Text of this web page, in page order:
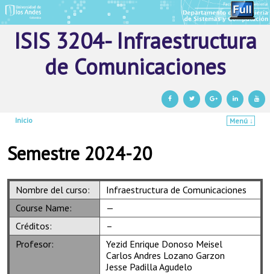
ISIS 3204- Infraestructura
de Comunicaciones
Inicio
Menú ↓
Semestre 2024-20
Nombre del curso:
Infraestructura de Comunicaciones
Course Name:
—
Créditos:
–
Profesor:
Yezid Enrique Donoso Meisel
Carlos Andres Lozano Garzon
Jesse Padilla Agudelo